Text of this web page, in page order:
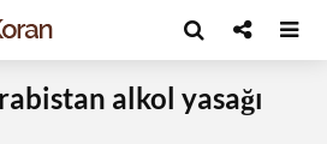
alkol yasağı